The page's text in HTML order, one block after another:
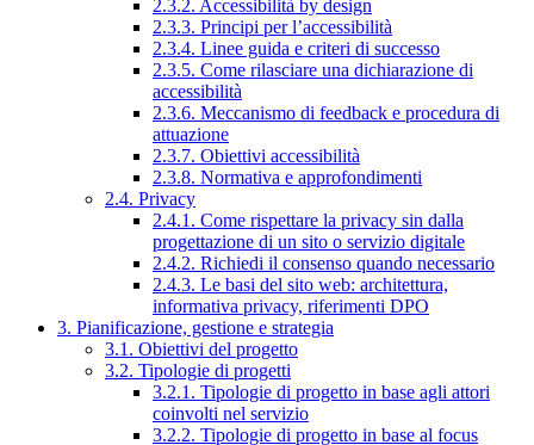
2.3.2. Accessibilità by design
2.3.3. Principi per l’accessibilità
2.3.4. Linee guida e criteri di successo
2.3.5. Come rilasciare una dichiarazione di
accessibilità
2.3.6. Meccanismo di feedback e procedura di
attuazione
2.3.7. Obiettivi accessibilità
2.3.8. Normativa e approfondimenti
2.4. Privacy
2.4.1. Come rispettare la privacy sin dalla
progettazione di un sito o servizio digitale
2.4.2. Richiedi il consenso quando necessario
2.4.3. Le basi del sito web: architettura,
informativa privacy, riferimenti DPO
3. Pianificazione, gestione e strategia
3.1. Obiettivi del progetto
3.2. Tipologie di progetti
3.2.1. Tipologie di progetto in base agli attori
coinvolti nel servizio
3.2.2. Tipologie di progetto in base al focus